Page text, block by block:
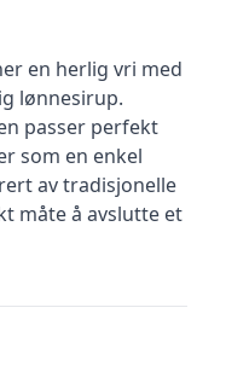
en herlig vri med
lønnesirup.
passer perfekt
som en enkel
av tradisjonelle
måte å avslutte et